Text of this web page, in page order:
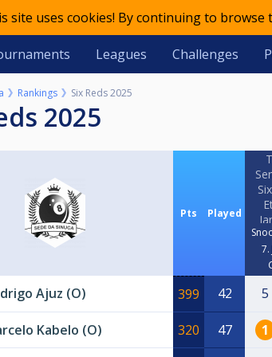
site uses cookies! By continuing to
Leagues Challenges
Rankings Six Reds 2025
2025
Pts Played
7.
Ajuz (O) 399 42 5
Kabelo (O) 320 47 1